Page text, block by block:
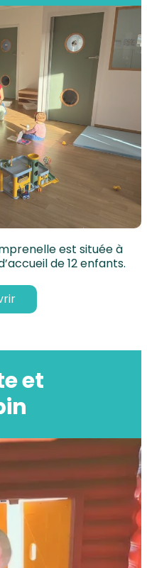
est située à
de 12 enfants.
et